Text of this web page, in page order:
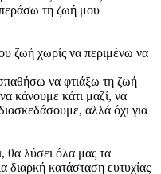
τη ζωή μου
ζωή χωρίς να περιμένω να
να φτιάξω τη ζωή
κάνουμε κάτι μαζί, να
αλλά όχι για
λύσει όλα μας τα
διαρκή κατάσταση ευτυχίας